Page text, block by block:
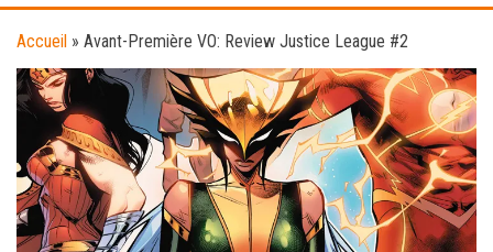
Accueil » Avant-Première VO: Review Justice League #2